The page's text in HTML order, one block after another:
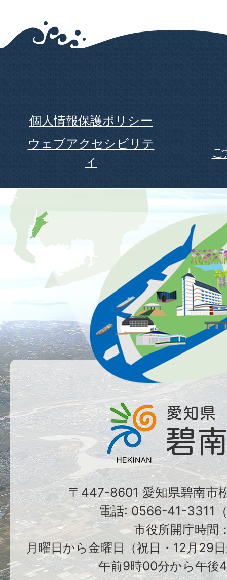
個人情報保護ポリシー
ウェブアクセシビリテ
ィ
〒447-8601 愛知県碧南市
電話: 0566-41-3311
市役所開庁時間
月曜日から金曜日（祝日・12月29
午前9時00分から午後